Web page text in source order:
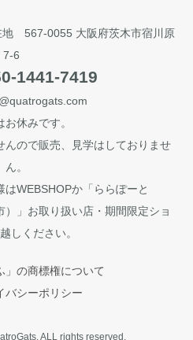
地 567-0055 大阪府茨木市宿川原
7-6
1441-7419
お休みです。
んので販売、見学はしておりませ
ん。
WEBSHOPか「ららぽーと
」お取り扱い店・期間限定ショ
しください。
の商標権について
シーポリシー
ALL rights reserved.